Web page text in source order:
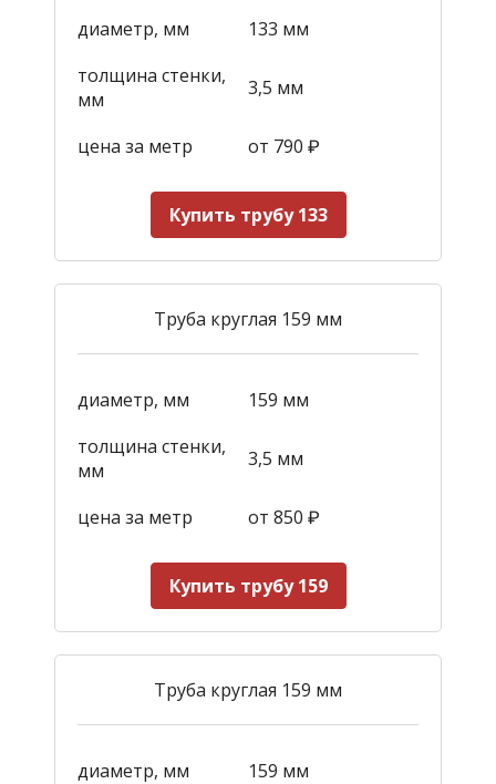
диаметр, мм
133 мм
толщина стенки,
мм
3,5 мм
цена за метр от 790 ₽
Купить трубу 133
Труба круглая 159 мм
диаметр, мм
159 мм
толщина стенки,
мм
3,5 мм
цена за метр от 850 ₽
Купить трубу 159
Труба круглая 159 мм
диаметр, мм
159 мм